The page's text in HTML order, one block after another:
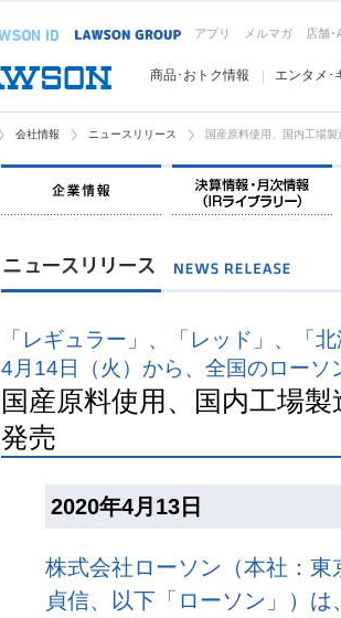
アプリ メルマガ 店舗･
商品･おトク情報 エンタメ･
会社情報 ニュースリリース 国産原料使用、国内工場
企業情報
「レギュラー」、「レッド」、「
4月14日（火）から、全国のローソ
国産原料使用、国内工場
発売
2020年4月13日
株式会社ローソン（本社：
貞信、以下「ローソン」）